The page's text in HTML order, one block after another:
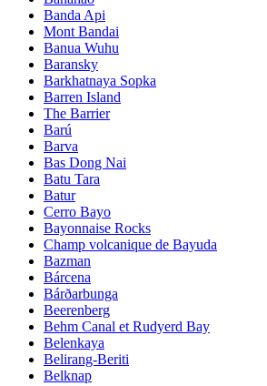
Banda Api
Mont Bandai
Banua Wuhu
Baransky
Barkhatnaya Sopka
Barren Island
The Barrier
Barú
Barva
Bas Dong Nai
Batu Tara
Batur
Cerro Bayo
Bayonnaise Rocks
Champ volcanique de Bayuda
Bazman
Bárcena
Bárðarbunga
Beerenberg
Behm Canal et Rudyerd Bay
Belenkaya
Belirang-Beriti
Belknap